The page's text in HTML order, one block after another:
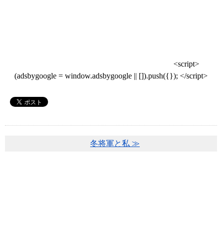
<script>
(adsbygoogle = window.adsbygoogle || []).push({}); </script>
冬将軍と私 ≫